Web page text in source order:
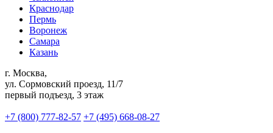
Краснодар
Пермь
Воронеж
Самара
Казань
г. Москва,
ул. Сормовский проезд, 11/7
первый подъезд, 3 этаж
+7 (800) 777-82-57 +7 (495) 668-08-27